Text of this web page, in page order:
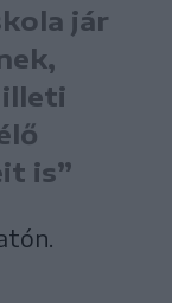
jár
illeti
is”